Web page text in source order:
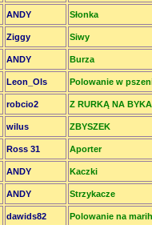
ANDY Słonka
Ziggy Siwy
ANDY Burza
Leon_Ols Polowanie w
robcio2 Z RURKĄ NA BYKA
wilus ZBYSZEK
Ross 31 Aporter
ANDY Kaczki
ANDY Strzykacze
dawids82 Polowanie na